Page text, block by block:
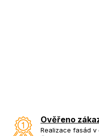
Ověřeno
Realizace fasád v